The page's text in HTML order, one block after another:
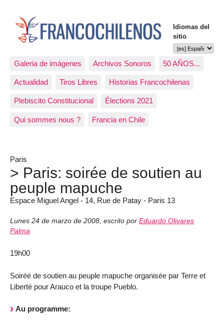
Idiomas del
sitio
Galeria de imágenes Archivos Sonoros 50 AÑOS...
Actualidad Tiros Libres Historias Francochilenas
Plebiscito Constitucional Élections 2021
Qui sommes nous ? Francia en Chile
Paris
> Paris: soirée de soutien au
peuple mapuche
Espace Miguel Angel - 14, Rue de Patay - Paris 13
Lunes 24 de marzo de 2008, escrito por Eduardo Olivares
Palma
19h00
Soiréé de soutien au peuple mapuche organisée par Terre et
Liberté pour Arauco et la troupe Pueblo.
Au programme: